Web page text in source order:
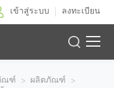
เข้าสู่ระบบ ลงทะเบียน
ณฑ์ > ผลิตภัณฑ์
>